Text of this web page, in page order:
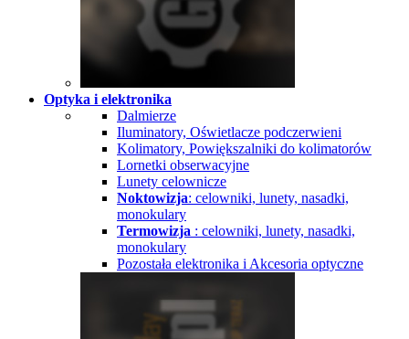
Optyka i elektronika
Dalmierze
Iluminatory, Oświetlacze podczerwieni
Kolimatory, Powiększalniki do kolimatorów
Lornetki obserwacyjne
Lunety celownicze
Noktowizja: celowniki, lunety, nasadki,
monokulary
Termowizja : celowniki, lunety, nasadki,
monokulary
Pozostała elektronika i Akcesoria optyczne